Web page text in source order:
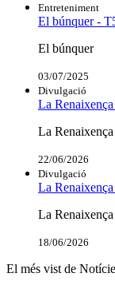
Entreteniment
El búnquer -
El búnquer
03/07/2025
Divulgació
La
La Renaixença
22/06/2026
Divulgació
La
La Renaixença
18/06/2026
El més vist de